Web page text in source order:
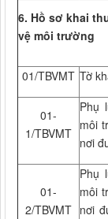
6. Hồ sơ khai
vệ môi trường
01/TBVMT Tờ
01-
1/TBVMT
Phụ
môi
nơi
01-
2/TBVMT
Phụ
môi
nơi